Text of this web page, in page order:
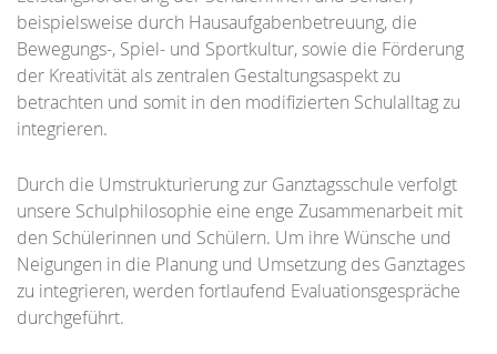
beispielsweise durch Hausaufgabenbetreuung, die
Bewegungs-, Spiel- und Sportkultur, sowie die Förderung
der Kreativität als zentralen Gestaltungsaspekt zu
betrachten und somit in den modifizierten Schulalltag zu
integrieren.
Durch die Umstrukturierung zur Ganztagsschule verfolgt
unsere Schulphilosophie eine enge Zusammenarbeit mit
den Schülerinnen und Schülern. Um ihre Wünsche und
Neigungen in die Planung und Umsetzung des Ganztages
zu integrieren, werden fortlaufend Evaluationsgespräche
durchgeführt.